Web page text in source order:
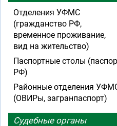
Отделения УФМС
(гражданство РФ,
временное проживание,
вид на жительство)
Паспортные столы
РФ)
Районные отделения
(ОВИРы, загранпаспорт)
Судебные органы